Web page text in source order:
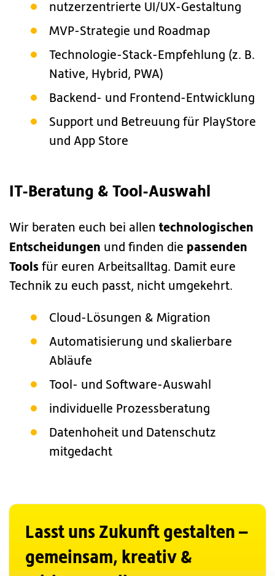
nutzerzentrierte UI/UX-Gestaltung
MVP-Strategie und Roadmap
Technologie-Stack-Empfehlung (z. B.
Native, Hybrid, PWA)
Backend- und Frontend-Entwicklung
Support und Betreuung für PlayStore
und App Store
IT-Beratung & Tool-Auswahl
Wir beraten euch bei allen technologischen
Entscheidungen und finden die passenden
Tools für euren Arbeitsalltag. Damit eure
Technik zu euch passt, nicht umgekehrt.
Cloud-Lösungen & Migration
Automatisierung und skalierbare
Abläufe
Tool- und Software-Auswahl
individuelle Prozessberatung
Datenhoheit und Datenschutz
mitgedacht
Lasst uns Zukunft gestalten –
gemeinsam, kreativ &